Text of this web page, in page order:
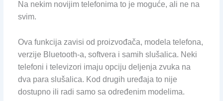
Na nekim novijim telefonima to je moguće, ali ne na
svim.
Ova funkcija zavisi od proizvođača, modela telefona,
verzije Bluetooth-a, softvera i samih slušalica. Neki
telefoni i televizori imaju opciju deljenja zvuka na
dva para slušalica. Kod drugih uređaja to nije
dostupno ili radi samo sa određenim modelima.